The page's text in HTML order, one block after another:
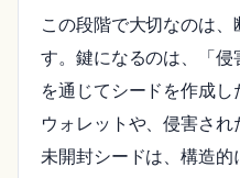
この段階で大切なのは
す。鍵になるのは、「
を通じてシードを作成
ウォレットや、侵害さ
未開封シードは、構造的